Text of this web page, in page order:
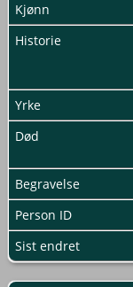
Kjønn
Historie
Yrke
Død
Begravelse
Person ID
Sist endret